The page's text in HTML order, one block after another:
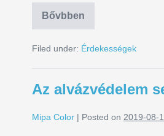
Bővbben
Filed under: Érdekességek
Az alvázvédelem
Mipa Color | Posted on 2019-08-